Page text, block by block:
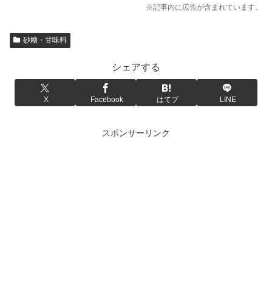
※記事内に広告が含まれています。
砂糖・甘味料
シェアする
X Facebook はてブ LINE
スポンサーリンク